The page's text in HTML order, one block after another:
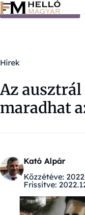
Ugrás a tartalomra
Hírek
Az
maradhat
Kató Alpár
Közzétéve:
Frissítve: